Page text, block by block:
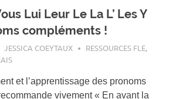
Lui Leur Le La L’ Les Y
compléments !
JESSICA COEYTAUX RESSOURCES FLE,
et l’apprentissage des pronoms
vivement « En avant la